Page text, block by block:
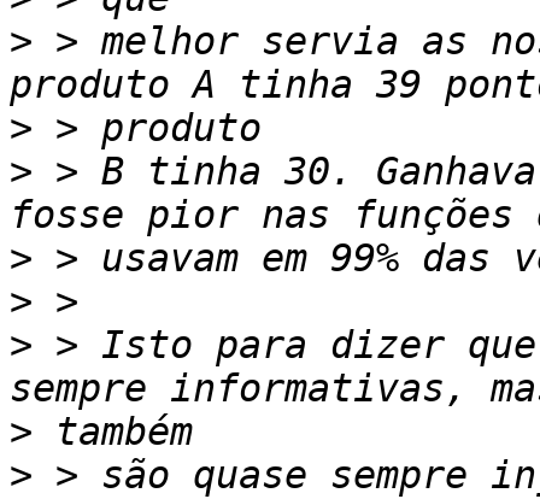
> > melhor servia as
>
> > B tinha 30.
>
>
> > Isto para dizer que
>
> > são quase sempre